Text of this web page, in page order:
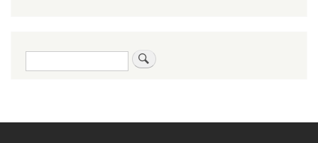
Hledat